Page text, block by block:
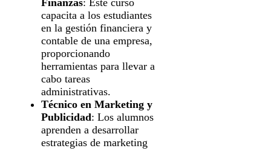
Finanzas: Este curso
capacita a los estudiantes
en la gestión financiera y
contable de una empresa,
proporcionando
herramientas para llevar a
cabo tareas
administrativas.
Técnico en Marketing y
Publicidad: Los alumnos
aprenden a desarrollar
estrategias de marketing